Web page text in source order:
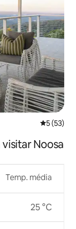
5 de uma
5 (53)
Noosa
Temp. média
25 °C